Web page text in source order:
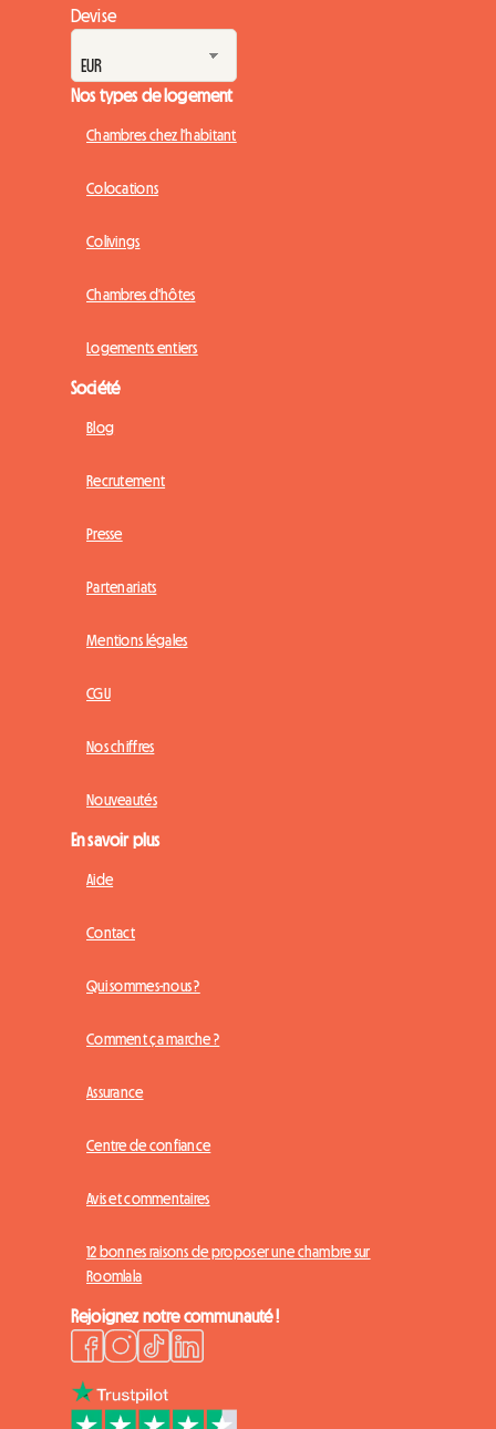
Devise
Nos types de logement
Chambres chez l'habitant
Colocations
Colivings
Chambres d'hôtes
Logements entiers
Société
Blog
Recrutement
Presse
Partenariats
Mentions légales
CGU
Nos chiffres
Nouveautés
En savoir plus
Aide
Contact
Qui sommes-nous ?
Comment ça marche ?
Assurance
Centre de confiance
Avis et commentaires
12 bonnes raisons de proposer une chambre sur
Roomlala
Rejoignez notre communauté !